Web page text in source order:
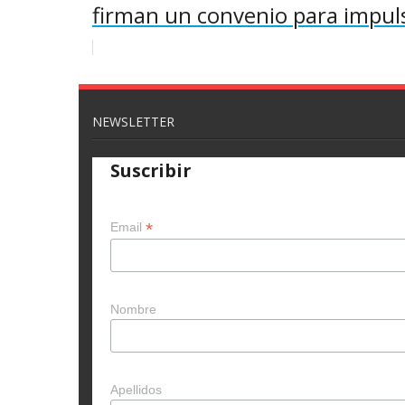
firman un convenio para
NEWSLETTER
Suscribir
Email *
Nombre
Apellidos